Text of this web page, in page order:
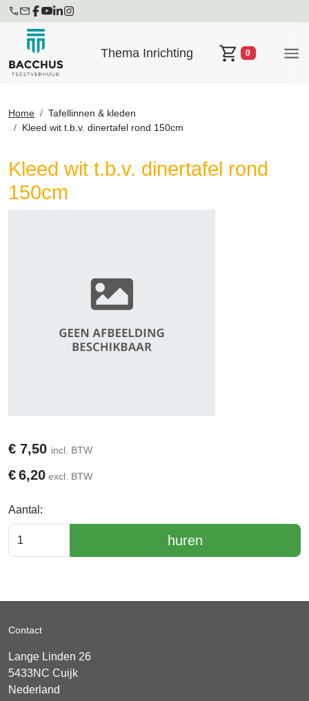
Thema Inrichting
Winkelwagen
0
Home
Tafellinnen & kleden
Kleed wit t.b.v. dinertafel rond 150cm
Kleed wit t.b.v. dinertafel rond
150cm
€ 7,50 incl. BTW
€6,20 excl. BTW
Aantal:
huren
Contact
Lange Linden 26
5433NC Cuijk
Nederland